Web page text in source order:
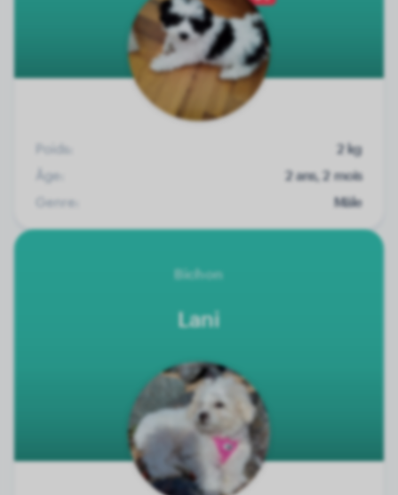
Poids:
2 kg
Âge:
2 ans, 2 mois
Genre:
Mâle
Bichon
Lani